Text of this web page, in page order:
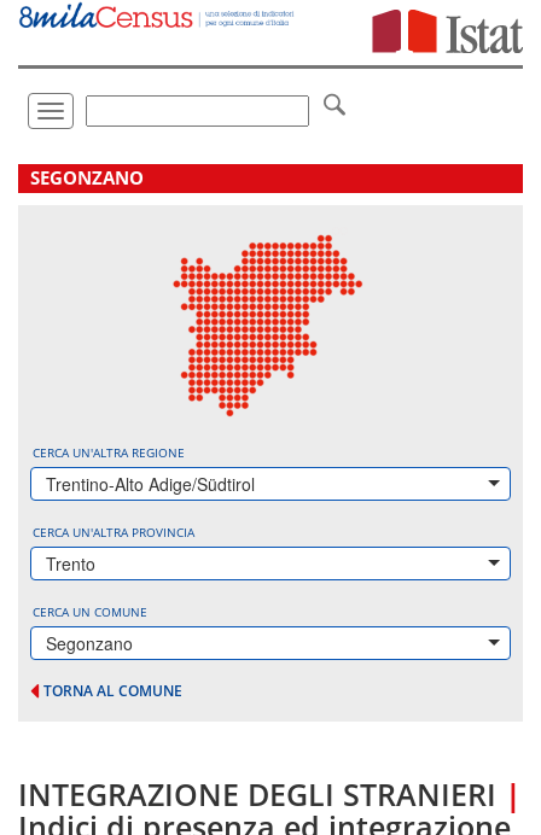
Vai
direttamente
Toggle
navigation
.
SEGONZANO
CERCA UN'ALTRA REGIONE
Trentino-Alto Adige/Südtirol
CERCA UN'ALTRA PROVINCIA
Trento
CERCA UN COMUNE
Segonzano
TORNA AL COMUNE
INTEGRAZIONE DEGLI STRANIERI |